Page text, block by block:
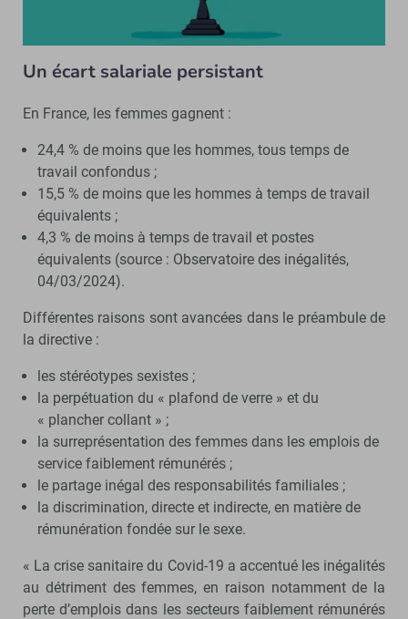
Un écart salariale persistant
En France, les femmes gagnent :
24,4 % de moins que les hommes, tous temps de
travail confondus ;
15,5 % de moins que les hommes à temps de travail
équivalents ;
4,3 % de moins à temps de travail et postes
équivalents (source : Observatoire des inégalités,
04/03/2024).
Différentes raisons sont avancées dans le préambule de
la directive :
les stéréotypes sexistes ;
la perpétuation du « plafond de verre » et du
« plancher collant » ;
la surreprésentation des femmes dans les emplois de
service faiblement rémunérés ;
le partage inégal des responsabilités familiales ;
la discrimination, directe et indirecte, en matière de
rémunération fondée sur le sexe.
« La crise sanitaire du Covid-19 a accentué les inégalités
au détriment des femmes, en raison notamment de la
perte d’emplois dans les secteurs faiblement rémunérés